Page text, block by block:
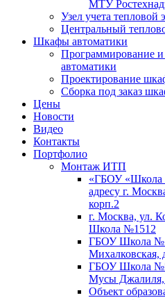
МТУ
Узел учета
Центральный
Шкафы автоматики
Программирование и
автоматики
Проектирование
Сборка под заказ
Цены
Новости
Видео
Контакты
Портфолио
Монтаж ИТП
«ГБОУ «Школа
адресу г.
корп.2
г. Москва, ул.
Школа №1512
ГБОУ Школа
Михалковская,
ГБОУ Школа
Мусы Джалиля,
Объект